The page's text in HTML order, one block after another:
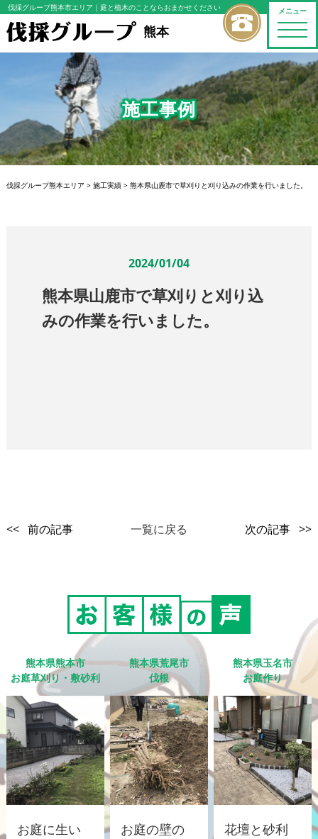
メニュー
toggle
伐採グループ熊本市エリア ｜庭と植木のことならおまかせください
熊本
施工事例
伐採グループ熊本エリア > 施工実績> 熊本県山鹿市で草刈りと刈り込みの作業を行いました。
2024/01/04
熊本県山鹿市で草刈りと刈り込
みの作業を行いました。
<< 前の記事 一覧に戻る 次の記事 >>
熊本県熊本市
お庭草刈り・敷砂利
お庭に生い
熊本県荒尾市
伐根
お庭の壁の
熊本県玉名市
お庭作り
花壇と砂利